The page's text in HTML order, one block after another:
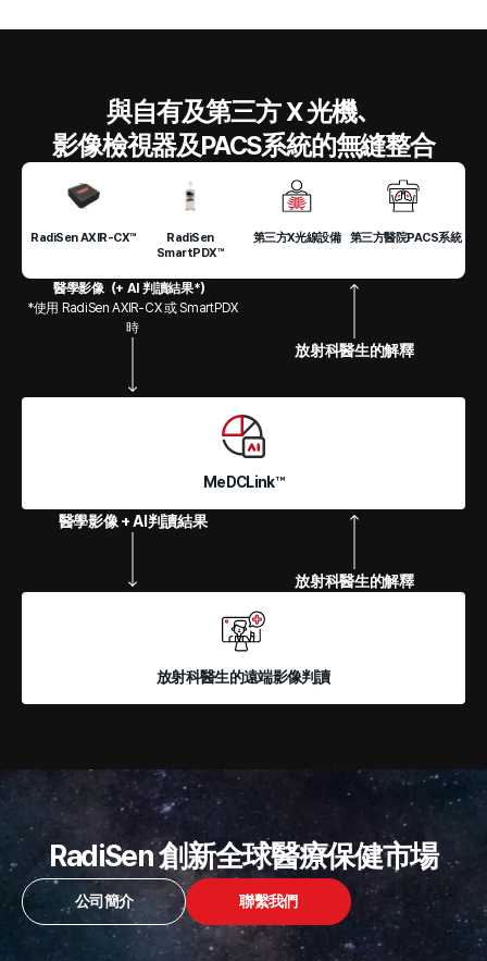
與自有及第三方 X 光機、
影像檢視器及PACS系統的無縫整合
RadiSen AXIR-CX™
RadiSen
SmartPDX™
第三方X光線設備 第三方醫院PACS系統
醫學影像（+ AI 判讀結果*）
*使用 RadiSen AXIR-CX 或 SmartPDX
時
放射科醫生的解釋
MeDCLink™
醫學影像 + AI判讀結果
放射科醫生的解釋
放射科醫生的遠端影像判讀
RadiSen 創新全球醫療保健市場
公司簡介 聯繫我們